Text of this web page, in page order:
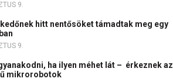
9.
hitt nentősöket támadtak meg egy
9.
ha ilyen méhet lát – érkeznek az
mikrorobotok